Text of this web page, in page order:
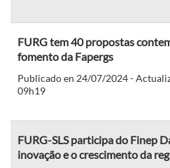
FURG tem 40 propostas
fomento da Fapergs
Publicado en 24/07/2024 -
09h19
FURG-SLS participa do Finep
inovação e o crescimento da